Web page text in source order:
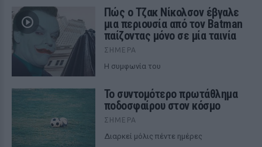
Πώς ο Τζακ Νίκολσον έβγαλε
μια περιουσία από τον Batman
παίζοντας μόνο σε μία ταινία
ΣΉΜΕΡΑ
Η συμφωνία του
Το συντομότερο πρωτάθλημα
ποδοσφαίρου στον κόσμο
ΣΉΜΕΡΑ
Διαρκεί μόλις πέντε ημέρες